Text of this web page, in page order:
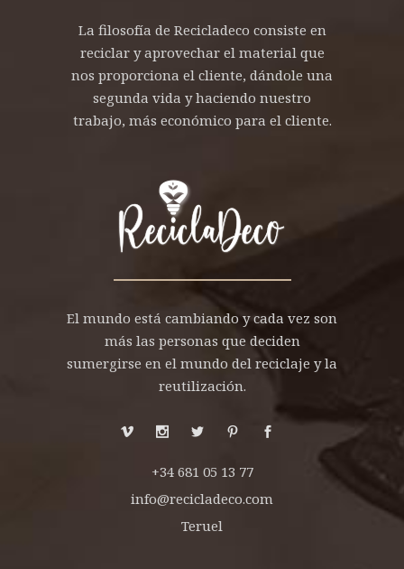
La filosofía de Recicladeco consiste en
reciclar y aprovechar el material que
nos proporciona el cliente, dándole una
segunda vida y haciendo nuestro
trabajo, más económico para el cliente.
El mundo está cambiando y cada vez son
más las personas que deciden
sumergirse en el mundo del reciclaje y la
reutilización.
+34 681 05 13 77
info@recicladeco.com
Teruel